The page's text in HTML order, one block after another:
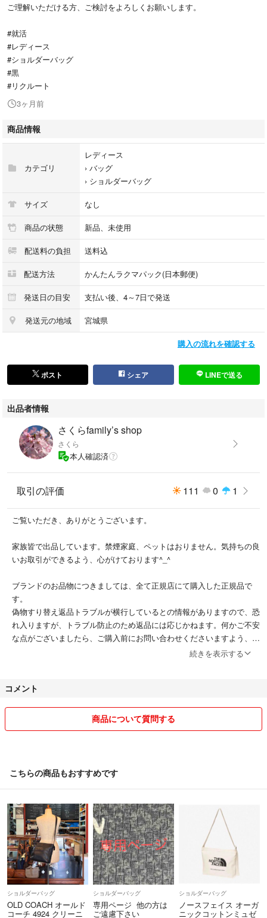
ご理解いただける方、ご検討をよろしくお願いします。
#就活
#レディース
#ショルダーバッグ
#黒
#リクルート
3ヶ月前
商品情報
カテゴリ
レディース
› バッグ
› ショルダーバッグ
サイズ なし
商品の状態 新品、未使用
配送料の負担 送料込
配送方法 かんたんラクマパック(日本郵便)
発送日の目安 支払い後、4～7日で発送
発送元の地域 宮城県
購入の流れを確認する
ポスト シェア LINEで送る
出品者情報
さくらfamily’s shop
さくら
本人確認済
取引の評価 111 0 1
ご覧いただき、ありがとうございます。
家族皆で出品しています。禁煙家庭、ペットはおりません。気持ちの良
いお取引ができるよう、心がけております^_^
ブランドのお品物につきましては、全て正規店にて購入した正規品で
す。
偽物すり替え返品トラブルが横行しているとの情報がありますので、恐
れ入りますが、トラブル防止のため返品には応じかねます。何かご不安
な点がございましたら、ご購入前にお問い合わせくださいますよう、よ
ざいますので、何卒ご了承ください。ご購入を検討されている場合は早
なお、発送に際しましては、段ボールや箱のリサイクルもさせていただ
どうぞよろしくお願いします。
続きを表示する
コメント
商品について質問する
こちらの商品もおすすめです
ショルダーバッグ
OLD COACH オールド
コーチ 4924 クリーニ
ショルダーバッグ
専用ページ 他の方は
ご遠慮下さい
ショルダーバッグ
ノースフェイス オーガ
ニックコットンミュゼ